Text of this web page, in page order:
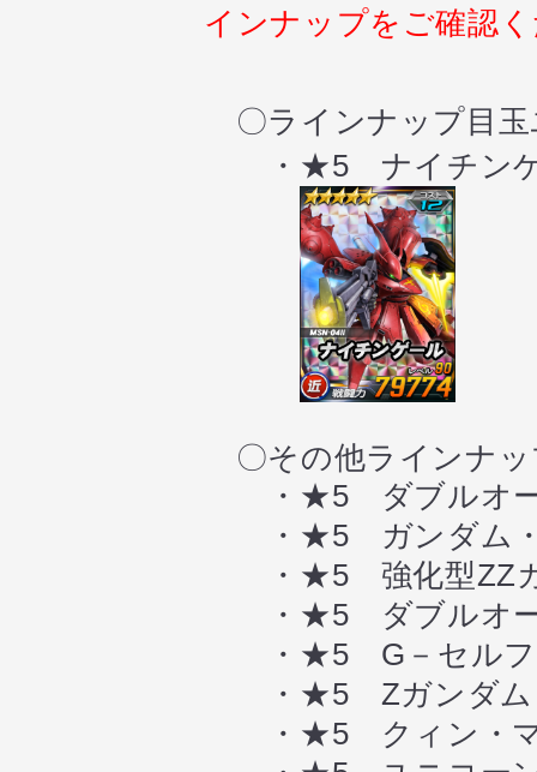
インナップを ご確認
〇ラインナップ目玉
・★5 ナイチン
〇その他ラインナ
・★5 ダブルオー
・★5 ガンダム・
・★5 強化型ZZ
・★5 ダブルオー
・★5 G－セルフ
・★5 Zガンダ
・★5 クィン・